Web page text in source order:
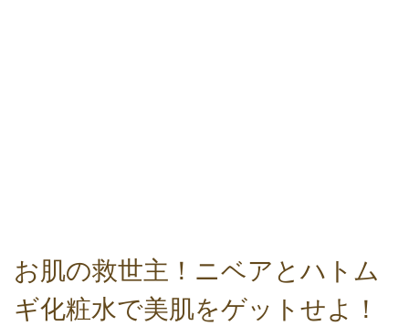
お肌の救世主！ニベアとハトム
ギ化粧水で美肌をゲットせよ！